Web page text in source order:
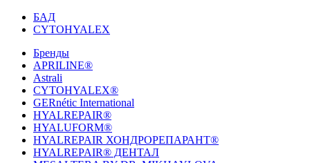
БАД
CYTOHYALEX
Бренды
APRILINE®
Astrali
CYTOHYALEX®
GERnétic International
HYALREPAIR®
HYALUFORM®
HYALREPAIR ХОНДРОРЕПАРАНТ®
HYALREPAIR® ДЕНТАЛ